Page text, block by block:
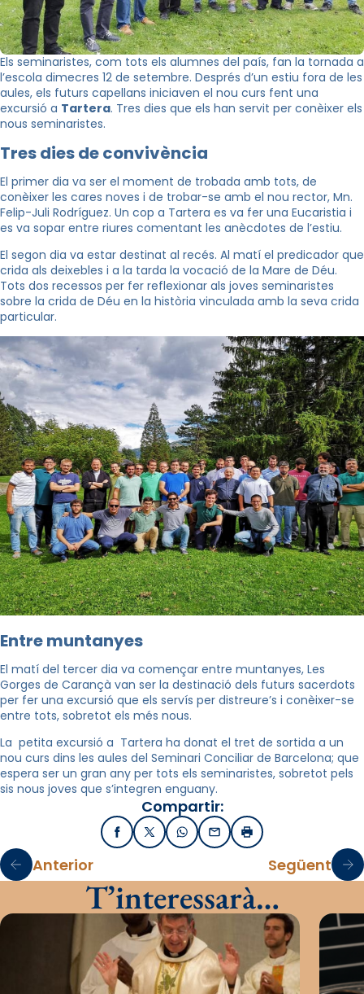
Els seminaristes, com tots els alumnes del país, fan la tornada a
l’escola dimecres 12 de setembre. Després d’un estiu fora de les
aules, els futurs capellans iniciaven el nou curs fent una
excursió a Tartera. Tres dies que els han servit per conèixer els
nous seminaristes.
Tres dies de convivència
El primer dia va ser el moment de trobada amb tots, de
conèixer les cares noves i de trobar-se amb el nou rector, Mn.
Felip-Juli Rodríguez. Un cop a Tartera es va fer una Eucaristia i
es va sopar entre riures comentant les anècdotes de l’estiu.
El segon dia va estar destinat al recés. Al matí el predicador que
crida als deixebles i a la tarda la vocació de la Mare de Déu.
Tots dos recessos per fer reflexionar als joves seminaristes
sobre la crida de Déu en la història vinculada amb la seva crida
particular.
Entre muntanyes
El matí del tercer dia va començar entre muntanyes, Les
Gorges de Carançà van ser la destinació dels futurs sacerdots
per fer una excursió que els servís per distreure’s i conèixer-se
entre tots, sobretot els més nous.
La petita excursió a Tartera ha donat el tret de sortida a un
nou curs dins les aules del Seminari Conciliar de Barcelona; que
espera ser un gran any per tots els seminaristes, sobretot pels
sis nous joves que s’integren enguany.
Compartir:
FacebookX / TwitterWhatsApp
EmailImprimir
Anterior Següent
T’interessarà…